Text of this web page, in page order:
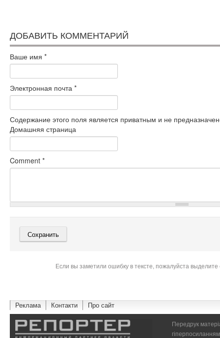
ДОБАВИТЬ КОММЕНТАРИЙ
Ваше имя *
Электронная почта *
Содержание этого поля является приватным и не
Домашняя страница
Comment *
Если вы заметили ошибку в тексте, пожалуйста
Реклама Контакти Про сайт
Передрук